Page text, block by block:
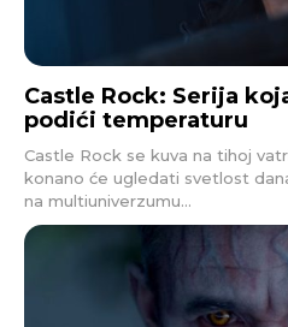
Castle Rock: Serija
podići temperaturu
Castle Rock se kuva na tihoj
konano će ugledati svetlost
na multiuniverzumu...